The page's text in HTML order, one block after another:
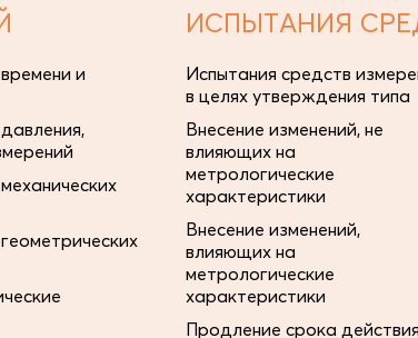
и
ИСПЫТАНИЯ
Испытания средств
в целях утверждения типа
Внесение изменений, не
влияющих на
метрологические
характеристики
Внесение изменений,
влияющих на
метрологические
характеристики
Продление срока действия